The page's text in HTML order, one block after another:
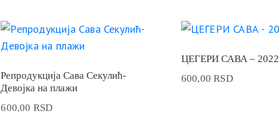
Репродукција Сава Секулић-
Девојка на плажи
600,00 RSD
ЦЕГЕРИ САВА – 2022
600,00RSD